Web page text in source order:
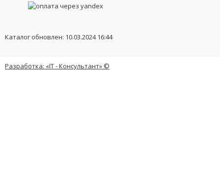
Каталог обновлен: 10.03.2024 16:44
Разработка: «IT - Консультант» ©